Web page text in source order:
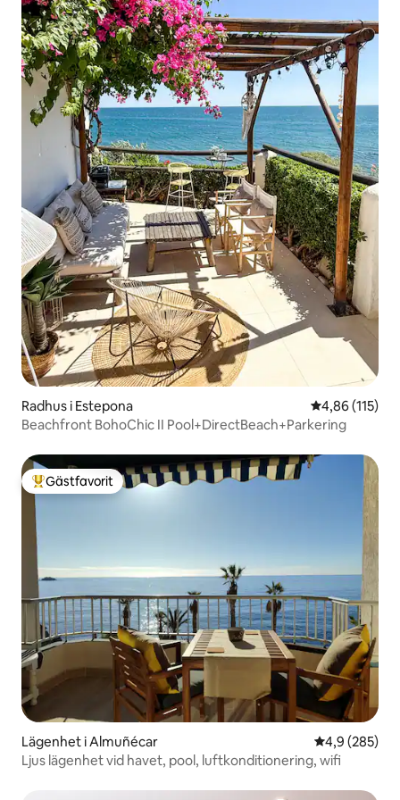
Radhus i Estepona 4,86 av 5 i
4,86 (115)
Beachfront BohoChic II Pool+DirectBeach+Parkering
Populär gästfavorit
Gästfavorit
Lägenhet i Almuñécar 4,9 av 5 i
4,9 (285)
Ljus lägenhet vid havet, pool, luftkonditionering, wifi